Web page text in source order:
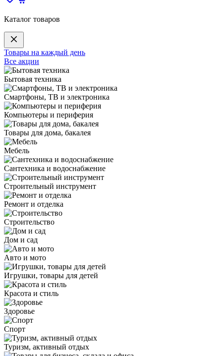
Каталог товаров
Товары на каждый день
Все акции
Бытовая техника
Смартфоны, ТВ и электроника
Компьютеры и периферия
Товары для дома, бакалея
Мебель
Сантехника и водоснабжение
Строительный инструмент
Ремонт и отделка
Строительство
Дом и сад
Авто и мото
Игрушки, товары для детей
Красота и стиль
Здоровье
Спорт
Туризм, активный отдых